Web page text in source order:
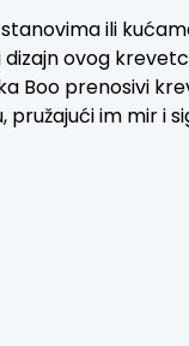
ili
dizajn ovog
Boo prenosivi
im mir i